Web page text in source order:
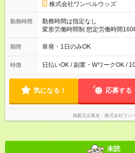
株式会社ワンベルウッズ
勤務時間
勤務時間は指定なし
変形労働時間制 想定労働時間160時間/月 【シフト
～22：00
期間 単発・1日のみOK
特徴 日払いOK / 副業・WワークOK /
気になる！ 応募する
掲載元企業名 株式会社ワン
未読